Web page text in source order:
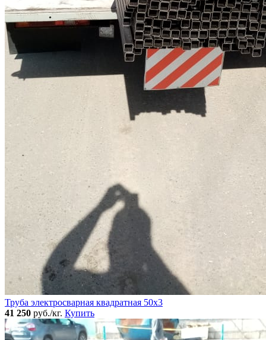
Труба электросварная квадратная 50x3
41 250 руб./кг. Купить